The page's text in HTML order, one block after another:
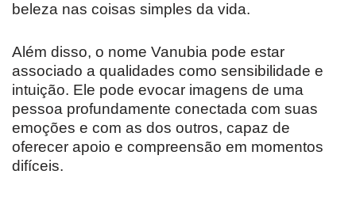
beleza nas coisas simples da vida.
Além disso, o nome Vanubia pode estar
associado a qualidades como sensibilidade e
intuição. Ele pode evocar imagens de uma
pessoa profundamente conectada com suas
emoções e com as dos outros, capaz de
oferecer apoio e compreensão em momentos
difíceis.